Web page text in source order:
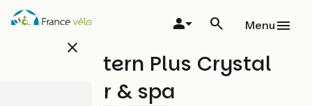
Aller
au
close
Menu
Best Western Plus Crystal
Hôtel, bar & spa